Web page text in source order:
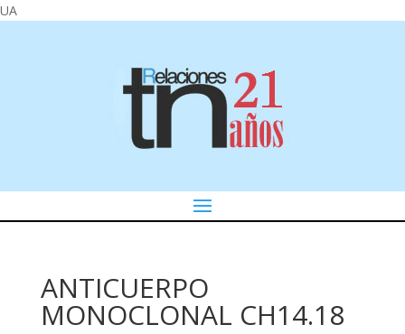
UA
ANTICUERPO
MONOCLONAL CH14.18